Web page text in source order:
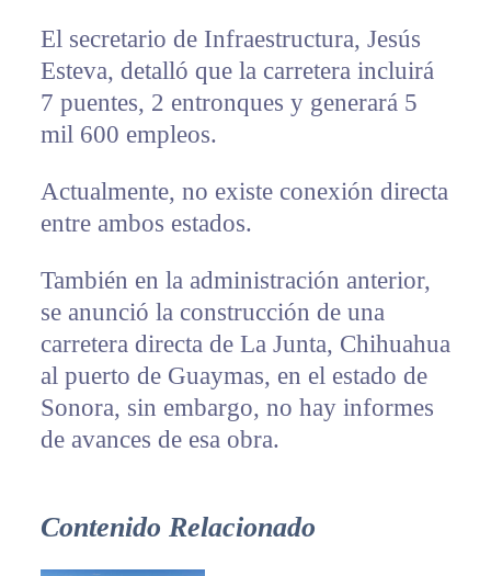
El secretario de Infraestructura, Jesús
Esteva, detalló que la carretera incluirá
7 puentes, 2 entronques y generará 5
mil 600 empleos.
Actualmente, no existe conexión directa
entre ambos estados.
También en la administración anterior,
se anunció la construcción de una
carretera directa de La Junta, Chihuahua
al puerto de Guaymas, en el estado de
Sonora, sin embargo, no hay informes
de avances de esa obra.
Contenido Relacionado